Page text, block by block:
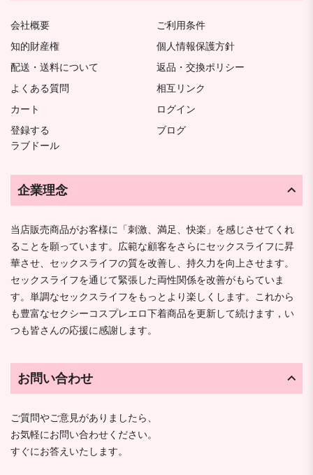
会社概要
ご利用条件
知的財産権
個人情報保護方針
配送・送料について
返品・交換ポリシー
よくある質問
相互リンク
カート
ログイン
登録する
ブログ
ラブドール
企業理念
当店販売商品がお客様に「刺激、満足、快楽」を感じさせてくれ
ることを願っています。広範な顧客をさらにセックスライフに昇
華させ、セックスライフの質を改善し、持久力を向上させます。
セックスライフを通じて緊張した両性関係を改善がもらていま
す。単調なセックスライフをもっとより楽しくします。これから
も豊富なセクシーコスプレエロ下着商品を更新して続けます，い
つも皆さんの応援に感謝します。
お問い合わせ
ご質問やご意見がありましたら、
お気軽にお問い合わせください。
すぐにお答えいたします。